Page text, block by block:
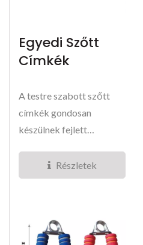
Egyedi Szőtt
Címkék
A testre szabott szőtt
címkék gondosan
készülnek fejlett
szövőgépek...Részletek